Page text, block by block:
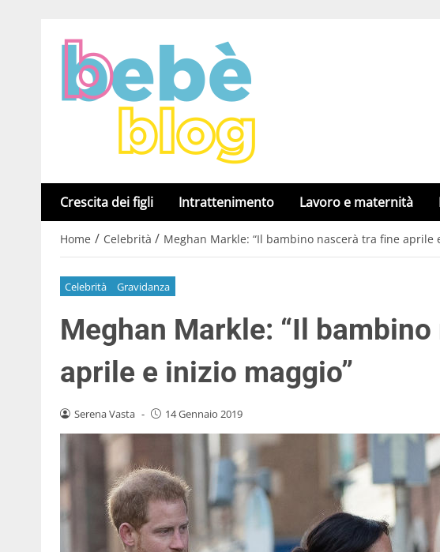
Crescita dei figli Intrattenimento Lavoro e maternità
Home / Celebrità / Meghan Markle: “Il bambino nascerà tra fine aprile
Celebrità Gravidanza
Meghan Markle: “Il
aprile e inizio maggio”
Serena Vasta - 14 Gennaio 2019